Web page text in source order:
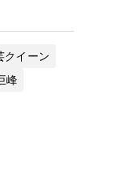
クイーン
峰